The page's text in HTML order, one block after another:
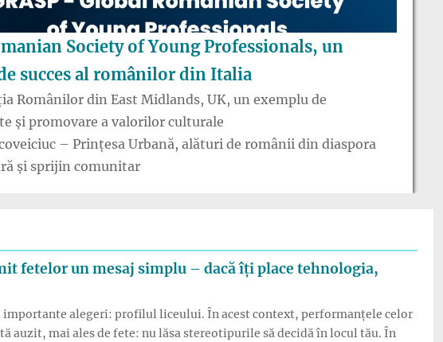
Society of Young Professionals, un
succes al românilor din Italia
Românilor din East Midlands, UK, un exemplu de
și promovare a valorilor culturale
– Prințesa Urbană, alături de românii din diaspora
și sprijin comunitar
fetelor un mesaj simplu – dacă îți place tehnologia,
alegeri: profilul liceului. În acest context, performanțele celor
auzit, mai ales de fete: nu lăsa stereotipurile să decidă în locul tău. În